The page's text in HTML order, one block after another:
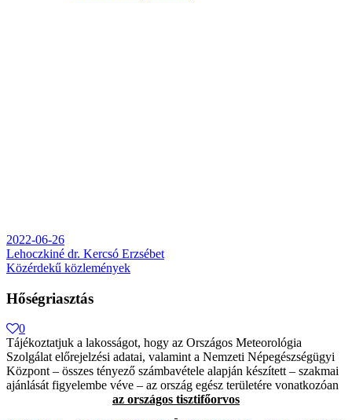
2022-06-26
Lehoczkiné dr. Kercsó Erzsébet
Közérdekű közlemények
Hőségriasztás
0
Tájékoztatjuk a lakosságot, hogy az Országos Meteorológia
Szolgálat előrejelzési adatai, valamint a Nemzeti Népegészségügyi
Központ – összes tényező számbavétele alapján készített – szakmai
ajánlását figyelembe véve – az ország egész területére vonatkozóan
az országos tisztifőorvos